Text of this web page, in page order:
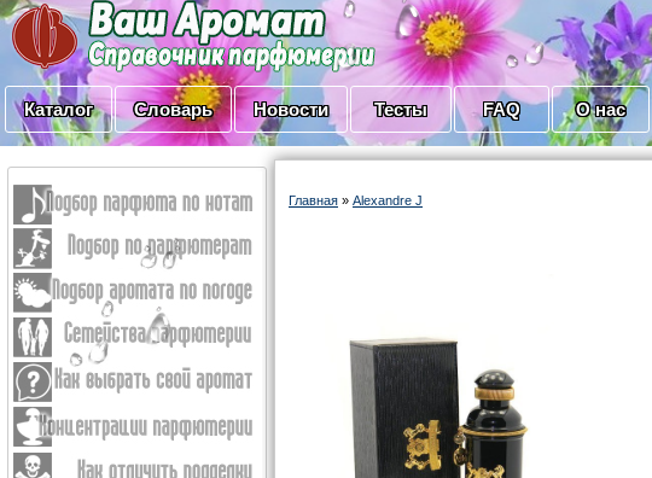
Каталог Словарь Новости Тесты FAQ О нас
Главная » Alexandre J